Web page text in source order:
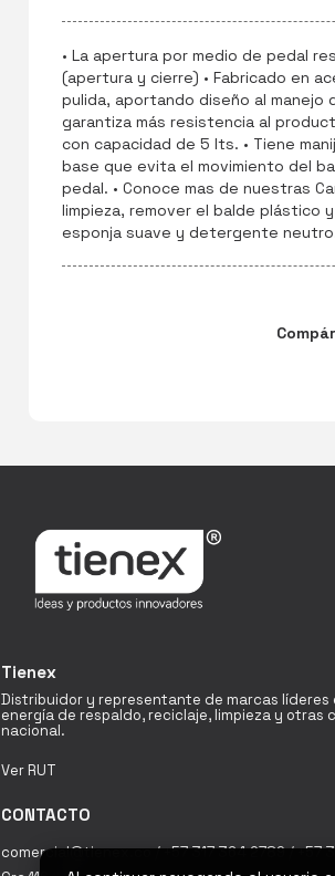
• La apertura por medio de pedal
(apertura y cierre) • Fabricado en
pulida, aportando diseño al manejo
garantiza más resistencia al
con capacidad de 5 lts. • Tiene
base que evita el movimiento del
pedal. • Conoce mas de nuestras
limpieza, remover el balde plástico
esponja suave y detergente
Tienex
Distribuidor y representante de marcas líderes
energía de respaldo, reciclaje, limpieza y otras
nacional.
Ver RUT
CONTACTO
comercial@tienex.co / +57 317 364 2789 / +57